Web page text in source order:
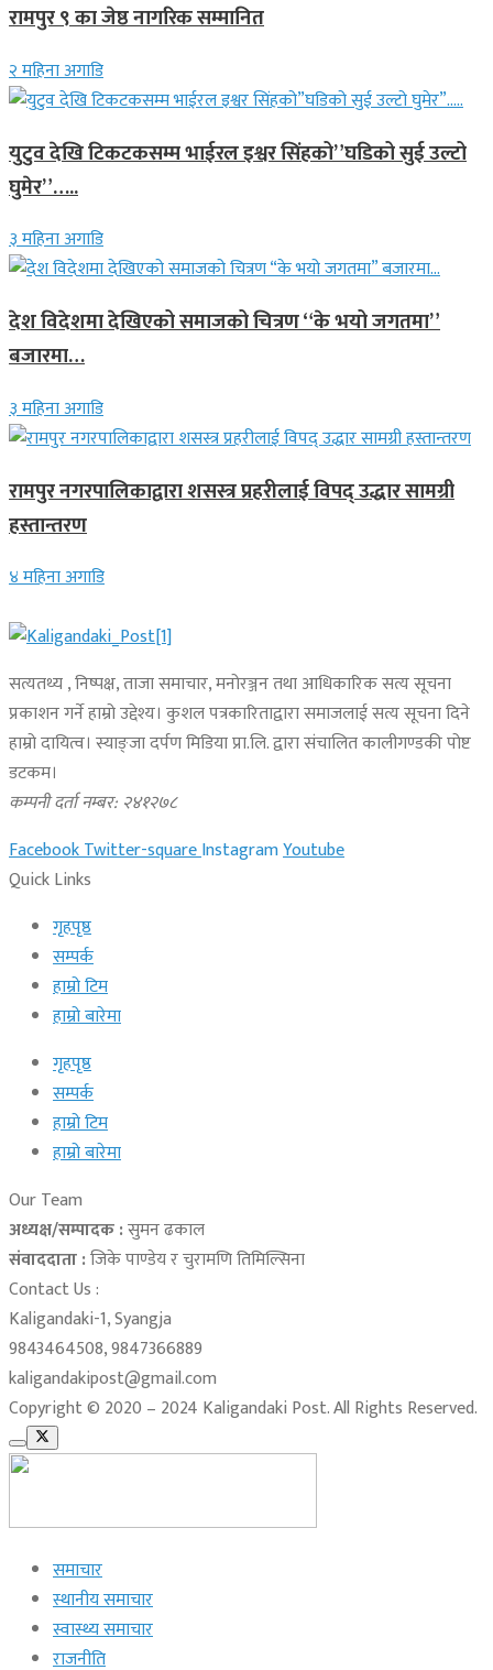
रामपुर ९ का जेष्ठ नागरिक सम्मानित
२ महिना अगाडि
युटुव देखि टिकटकसम्म भाईरल इश्वर सिंहको”घडिको सुई उल्टो
घुमेर”…..
३ महिना अगाडि
देश विदेशमा देखिएको समाजको चित्रण “के भयो जगतमा”
बजारमा…
३ महिना अगाडि
रामपुर नगरपालिकाद्वारा शसस्त्र प्रहरीलाई विपद् उद्धार सामग्री
हस्तान्तरण
४ महिना अगाडि
सत्यतथ्य , निष्पक्ष, ताजा समाचार, मनोरञ्जन तथा आधिकारिक सत्य सूचना
प्रकाशन गर्ने हाम्रो उद्देश्य। कुशल पत्रकारिताद्वारा समाजलाई सत्य सूचना दिने
हाम्रो दायित्व। स्याङ्जा दर्पण मिडिया प्रा.लि. द्वारा संचालित कालीगण्डकी पोष्ट
डटकम।
कम्पनी दर्ता नम्बर: २४१२७८
FacebookTwitter-squareInstagramYoutube
Quick Links
गृहपृष्ठ
सम्पर्क
हाम्रो टिम
हाम्रो बारेमा
गृहपृष्ठ
सम्पर्क
हाम्रो टिम
हाम्रो बारेमा
Our Team
अध्यक्ष/सम्पादक :सुमन ढकाल
संवाददाता :जिके पाण्डेय र चुरामणि तिमिल्सिना
Contact Us :
Kaligandaki-1, Syangja
9843464508, 9847366889
kaligandakipost@gmail.com
Copyright © 2020 – 2024 Kaligandaki Post. All Rights Reserved.
समाचार
स्थानीय समाचार
स्वास्थ्य समाचार
राजनीति